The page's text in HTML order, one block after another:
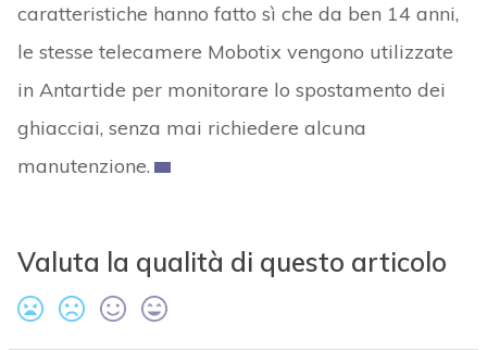
caratteristiche hanno fatto sì che da ben 14 anni,
le stesse telecamere Mobotix vengono utilizzate
in Antartide per monitorare lo spostamento dei
ghiacciai, senza mai richiedere alcuna
manutenzione.
Valuta la qualità di questo articolo